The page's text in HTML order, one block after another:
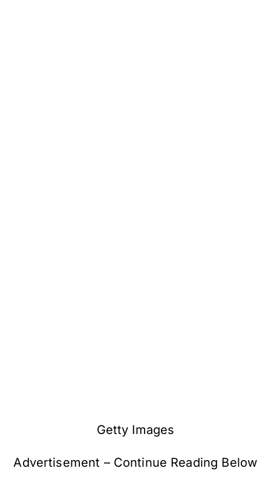
Getty Images
Advertisement – Continue Reading Below